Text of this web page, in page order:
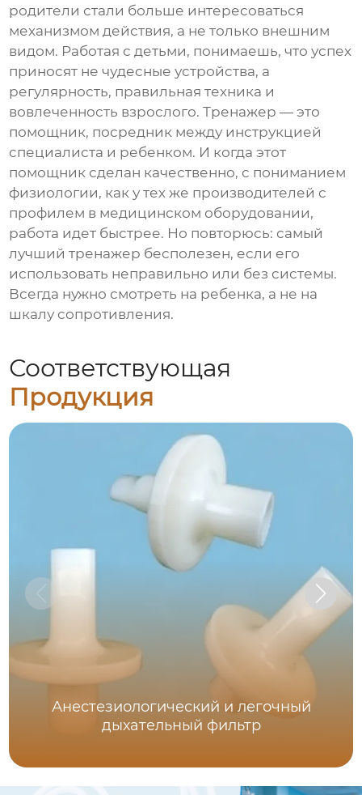
родители стали больше интересоваться
механизмом действия, а не только внешним
видом. Работая с детьми, понимаешь, что успех
приносят не чудесные устройства, а
регулярность, правильная техника и
вовлеченность взрослого. Тренажер — это
помощник, посредник между инструкцией
специалиста и ребенком. И когда этот
помощник сделан качественно, с пониманием
физиологии, как у тех же производителей с
профилем в медицинском оборудовании,
работа идет быстрее. Но повторюсь: самый
лучший тренажер бесполезен, если его
использовать неправильно или без системы.
Всегда нужно смотреть на ребенка, а не на
шкалу сопротивления.
Соответствующая
Продукция
Анестезиологический и легочный
дыхательный фильтр